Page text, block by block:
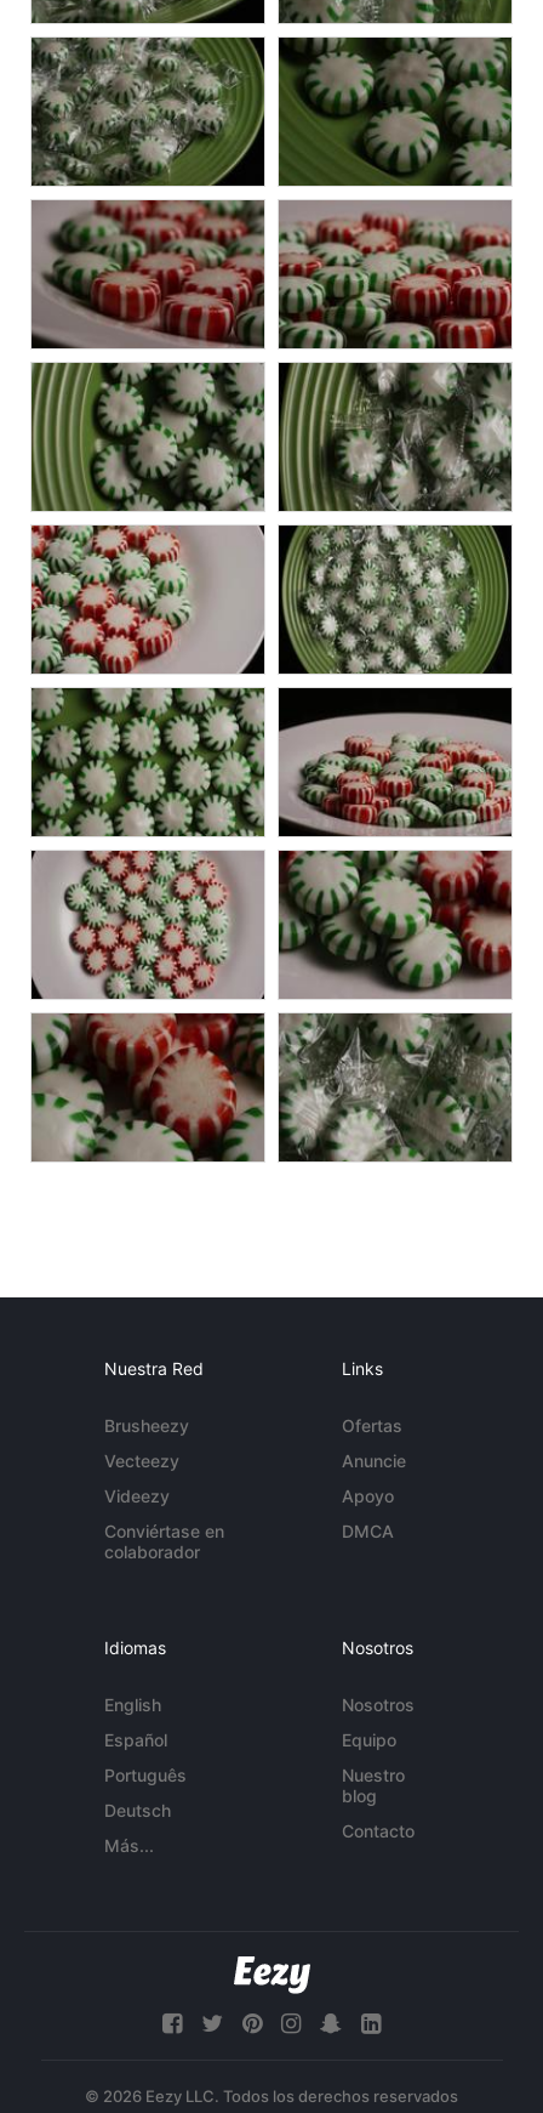
Nuestra Red
Brusheezy
Vecteezy
Videezy
Conviértase en
colaborador
Links
Ofertas
Anuncie
Apoyo
DMCA
Idiomas
English
Español
Português
Deutsch
Más...
Nosotros
Nosotros
Equipo
Nuestro
blog
Contacto
© 2026 Eezy LLC. Todos los derechos reservados